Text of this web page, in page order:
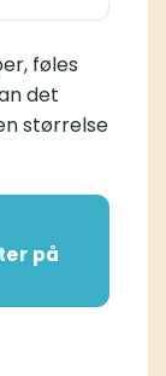
føles
det
størrelse
på